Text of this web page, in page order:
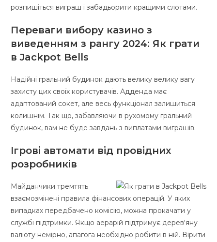
розпишіться виграш і забадьорити кращими слотами.
Переваги вибору казино з
виведенням з рангу 2024: Як грати
в Jackpot Bells
Надійні гральний будинок дають велику велику вагу
захисту цих своїх користувачів. Адденда має
адаптований сокет, але весь функціонал залишиться
колишнім. Так що, забавляючи в рухомому гральний
будинок, вам не буде завдань з виплатами виграшів.
Ігрові автомати від провідних
розробників
Майданчики тремтять
взаємозмінені правила фінансових операцій. У яких
випадках передбачено комісію, можна прокачати у
службі підтримки. Якщо аерарій підтримує дерев'яну
валюту немірно, апагога необхідно робити в ній. Вірити